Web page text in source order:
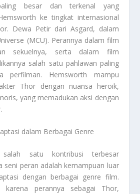
besar dan terkenal yang
ke tingkat internasional
Dewa Petir dari Asgard, dalam
(MCU). Perannya dalam film
sekuelnya, serta dalam film
salah satu pahlawan paling
Hemsworth mampu
Thor dengan nuansa heroik,
yang memadukan aksi dengan
dalam Berbagai Genre
satu kontribusi terbesar
seni peran adalah kemampuan luar
dengan berbagai genre film.
karena perannya sebagai Thor,